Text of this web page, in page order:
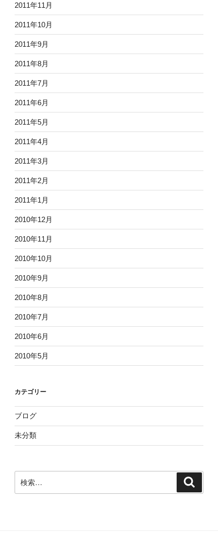
2011年11月
2011年10月
2011年9月
2011年8月
2011年7月
2011年6月
2011年5月
2011年4月
2011年3月
2011年2月
2011年1月
2010年12月
2010年11月
2010年10月
2010年9月
2010年8月
2010年7月
2010年6月
2010年5月
カテゴリー
ブログ
未分類
索: